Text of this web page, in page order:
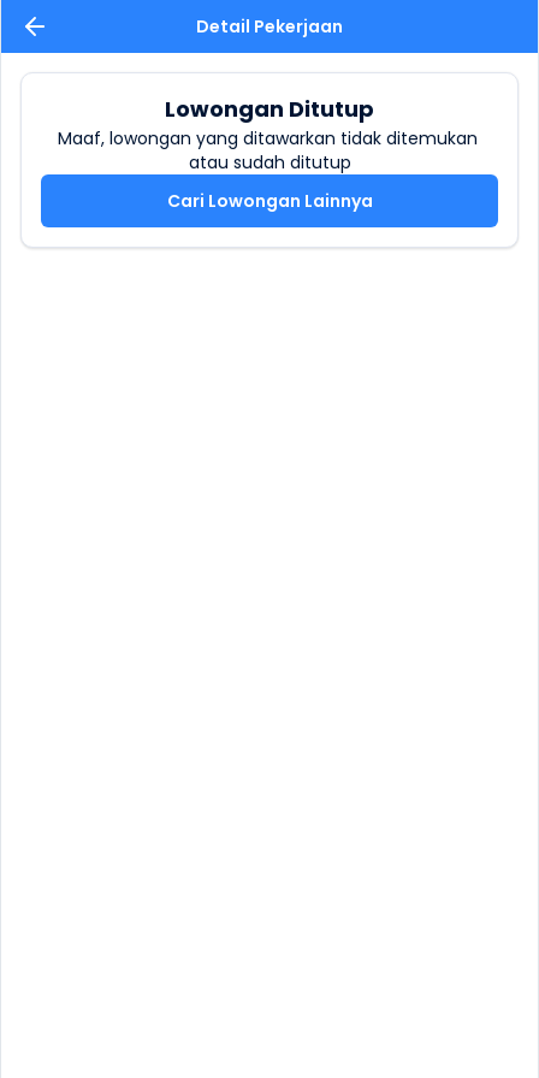
Detail Pekerjaan
Lowongan Ditutup
Maaf, lowongan yang ditawarkan tidak ditemukan
atau sudah ditutup
Cari Lowongan Lainnya